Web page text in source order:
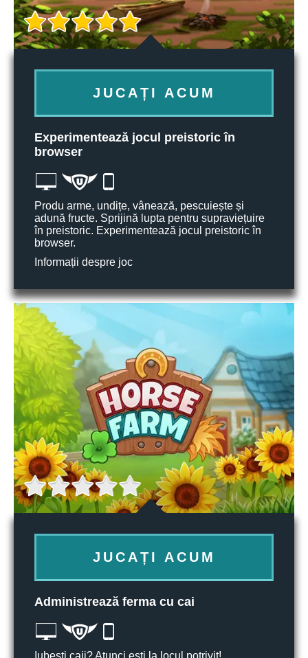
JUCAȚI ACUM
Experimentează jocul preistoric în
browser
Produ arme, undițe, vânează, pescuiește și
adună fructe. Sprijină lupta pentru supraviețuire
în preistoric. Experimentează jocul preistoric în
browser.
Informații despre joc
JUCAȚI ACUM
Administrează ferma cu cai
Iubești caii? Atunci ești la locul potrivit!